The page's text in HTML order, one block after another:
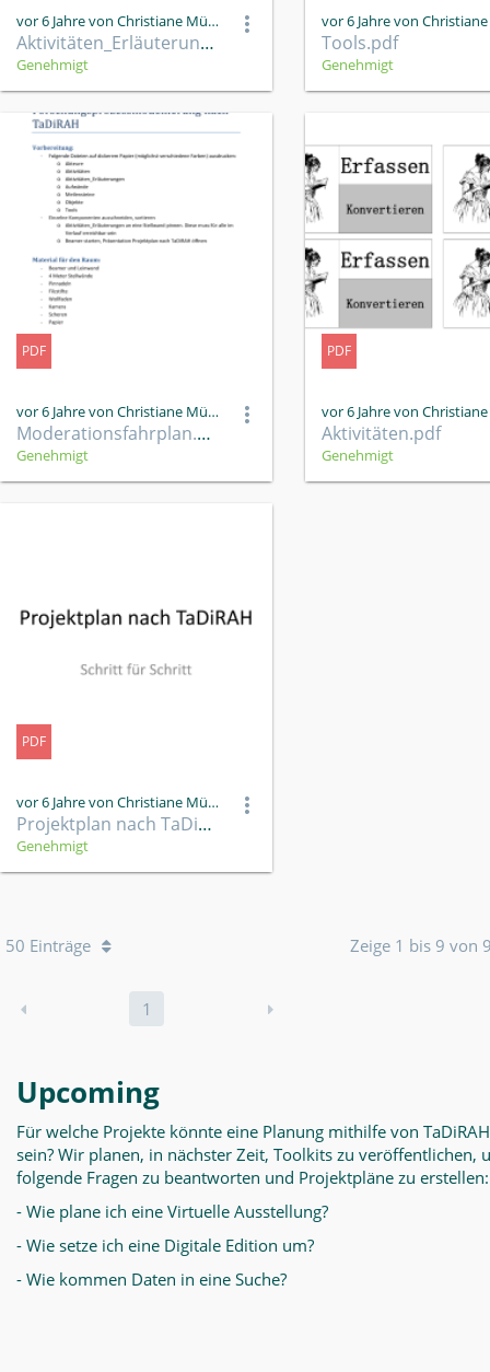
vor 6 Jahre von Christiane Müller
Aktivitäten_Erläuterungen.pdf
Genehmigt
Tools.pdf
Genehmigt
PDF
vor 6 Jahre von Christiane Müller
Moderationsfahrplan.pdf
Genehmigt
PDF
Aktivitäten.pdf
Genehmigt
PDF
vor 6 Jahre von Christiane Müller
Projektplan nach TaDiRAH.pdf
Genehmigt
50 Einträge Zeige 1 bis 9 von
1
Upcoming
Für welche Projekte könnte eine Planung mithilfe von
sein? Wir planen, in nächster Zeit, Toolkits zu veröffentlichen,
folgende Fragen zu beantworten und Projektpläne zu erstellen:
- Wie plane ich eine Virtuelle Ausstellung?
- Wie setze ich eine Digitale Edition um?
- Wie kommen Daten in eine Suche?